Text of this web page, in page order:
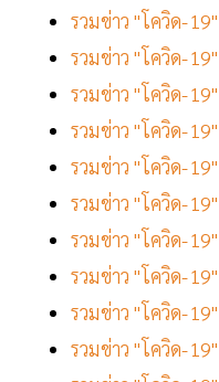
รวมข่าว "โควิด-
รวมข่าว "โควิด-
รวมข่าว "โควิด-
รวมข่าว "โควิด-
รวมข่าว "โควิด-
รวมข่าว "โควิด-
รวมข่าว "โควิด-
รวมข่าว "โควิด-
รวมข่าว "โควิด-
รวมข่าว "โควิด-